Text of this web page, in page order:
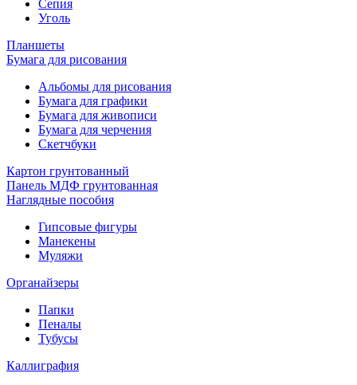
Сепия
Уголь
Планшеты
Бумага для рисования
Альбомы для рисования
Бумага для графики
Бумага для живописи
Бумага для черчения
Скетчбуки
Картон грунтованный
Панель МДФ грунтованная
Наглядные пособия
Гипсовые фигуры
Манекены
Муляжи
Органайзеры
Папки
Пеналы
Тубусы
Каллиграфия